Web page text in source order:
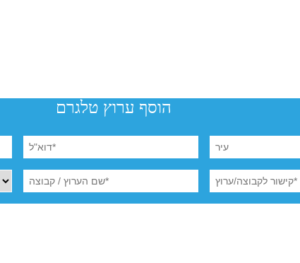
הוסף ערוץ טלגרם